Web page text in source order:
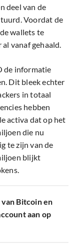
deel van de
Voordat de
wallets te
vanaf gehaald.
de informatie
Dit bleek echter
in totaal
hebben
activa dat op het
die nu
te zijn van de
blijkt
Bitcoin en
aan op